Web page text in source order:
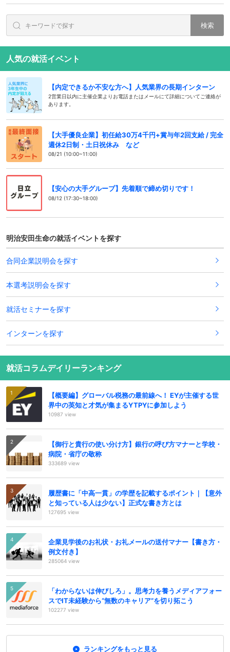
検索
人気の就活イベント
【内定できるか不安な方へ】人気業界の長期インターン
2営業日以内に主催企業よりお電話またはメールにて詳細についてご連絡が
あります。
【大手優良企業】初任給30万4千円+賞与年2回支給 / 完全
週休2日制・土日祝休み など
08/21 (10:00~11:00)
【安心の大手グループ】先着順で締め切りです！
08/12 (17:30~18:00)
明治安田生命の就活イベントを探す
合同企業説明会を探す
本選考説明会を探す
就活セミナーを探す
インターンを探す
就活コラムデイリーランキング
【概要編】グローバル税務の最前線へ！ EYが主催する世
界中の英知と才気が集まるYTPYに参加しよう
10987 view
【御行と貴行の使い分け方】銀行の呼び方マナーと学校・
病院・省庁の敬称
333689 view
履歴書に「中高一貫」の学歴を記載するポイント｜【意外
と知っている人は少ない】正式な書き方とは
127695 view
企業見学後のお礼状・お礼メールの送付マナー【書き方・
例文付き】
285064 view
「わからないは伸びしろ」。思考力を養うメディアフォー
スでIT未経験から“無数のキャリア”を切り拓こう
102277 view
ランキングをもっと見る